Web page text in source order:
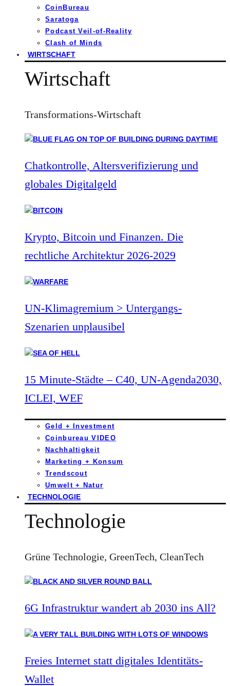
CoinBureau
Saratoga
Podcast Veil-of-Reality
Clash of Minds
WIRTSCHAFT
Wirtschaft
Transformations-Wirtschaft
Chatkontrolle, Altersverifizierung und
globales Digitalgeld
Krypto, Bitcoin und Finanzen. Die
rechtliche Architektur 2026-2029
UN-Klimagremium > Untergangs-
Szenarien unplausibel
15 Minute-Städte – C40, UN-Agenda2030,
ICLEI, WEF
Geld + Investment
Coinbureau VIDEO
Nachhaltigkeit
Marketing + Konsum
Trendscout
Umwelt + Natur
TECHNOLOGIE
Technologie
Grüne Technologie, GreenTech, CleanTech
6G Infrastruktur wandert ab 2030 ins All?
Freies Internet statt digitales Identitäts-
Wallet